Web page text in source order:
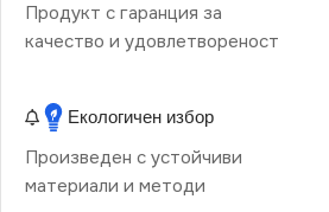
Продукт с гаранция за
качество и удовлетвореност
Екологичен избор
Произведен с устойчиви
материали и методи